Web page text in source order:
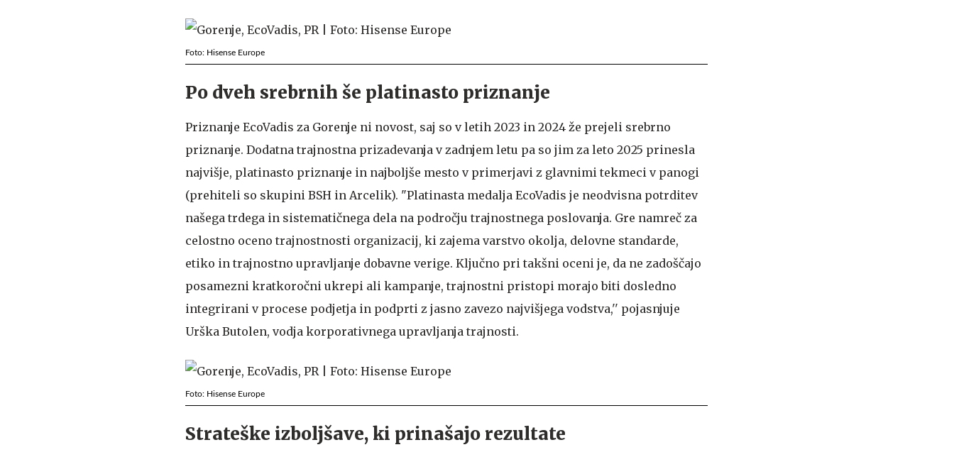
Foto: Hisense Europe
Po dveh srebrnih še platinasto priznanje
Priznanje EcoVadis za Gorenje ni novost, saj so v letih 2023 in 2024 že prejeli srebrno
priznanje. Dodatna trajnostna prizadevanja v zadnjem letu pa so jim za leto 2025 prinesla
najvišje, platinasto priznanje in najboljše mesto v primerjavi z glavnimi tekmeci v panogi
(prehiteli so skupini BSH in Arcelik). "Platinasta medalja EcoVadis je neodvisna potrditev
našega trdega in sistematičnega dela na področju trajnostnega poslovanja. Gre namreč za
celostno oceno trajnostnosti organizacij, ki zajema varstvo okolja, delovne standarde,
etiko in trajnostno upravljanje dobavne verige. Ključno pri takšni oceni je, da ne zadoščajo
posamezni kratkoročni ukrepi ali kampanje, trajnostni pristopi morajo biti dosledno
integrirani v procese podjetja in podprti z jasno zavezo najvišjega vodstva,'' pojasnjuje
Urška Butolen, vodja korporativnega upravljanja trajnosti.
Foto: Hisense Europe
Strateške izboljšave, ki prinašajo rezultate